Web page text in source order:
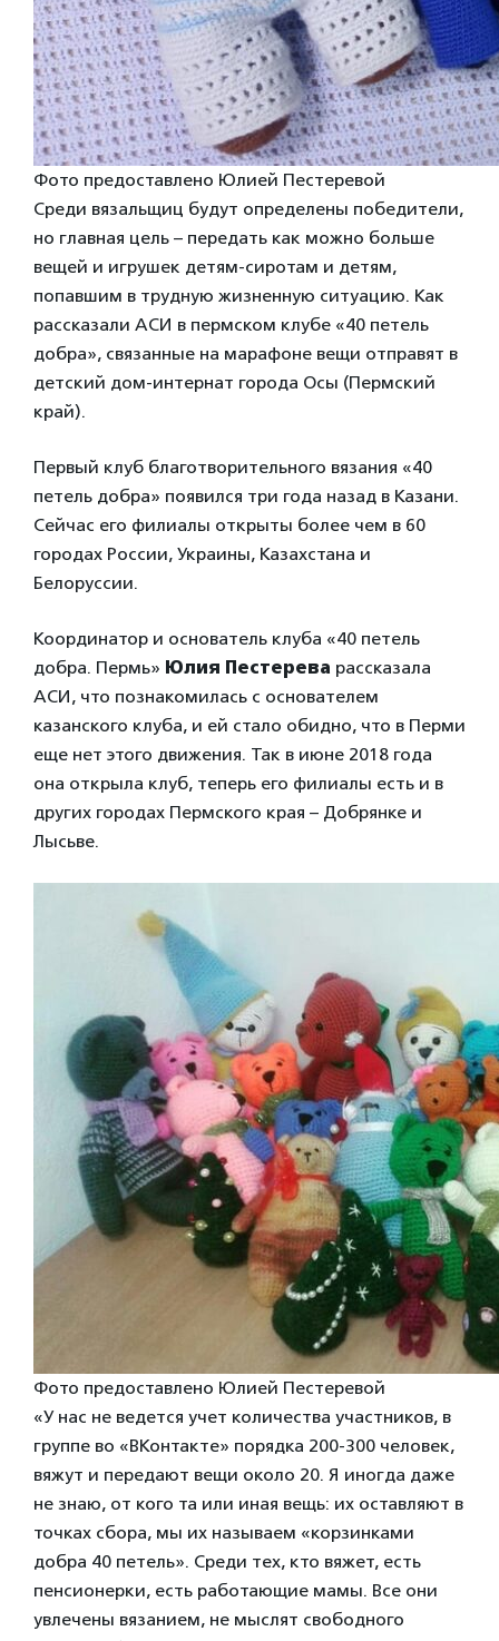
Фото предоставлено Юлией Пестеревой
Среди вязальщиц будут определены победители,
но главная цель – передать как можно больше
вещей и игрушек детям-сиротам и детям,
попавшим в трудную жизненную ситуацию. Как
рассказали АСИ в пермском клубе «40 петель
добра», связанные на марафоне вещи отправят в
детский дом-интернат города Осы (Пермский
край).
Первый клуб благотворительного вязания «40
петель добра» появился три года назад в Казани.
Сейчас его филиалы открыты более чем в 60
городах России, Украины, Казахстана и
Белоруссии.
Координатор и основатель клуба «40 петель
добра. Пермь» Юлия Пестерева рассказала
АСИ, что познакомилась с основателем
казанского клуба, и ей стало обидно, что в Перми
еще нет этого движения. Так в июне 2018 года
она открыла клуб, теперь его филиалы есть и в
других городах Пермского края – Добрянке и
Лысьве.
Фото предоставлено Юлией Пестеревой
«У нас не ведется учет количества участников, в
группе во «ВКонтакте» порядка 200-300 человек,
вяжут и передают вещи около 20. Я иногда даже
не знаю, от кого та или иная вещь: их оставляют в
точках сбора, мы их называем «корзинками
добра 40 петель». Среди тех, кто вяжет, есть
пенсионерки, есть работающие мамы. Все они
увлечены вязанием, не мыслят свободного